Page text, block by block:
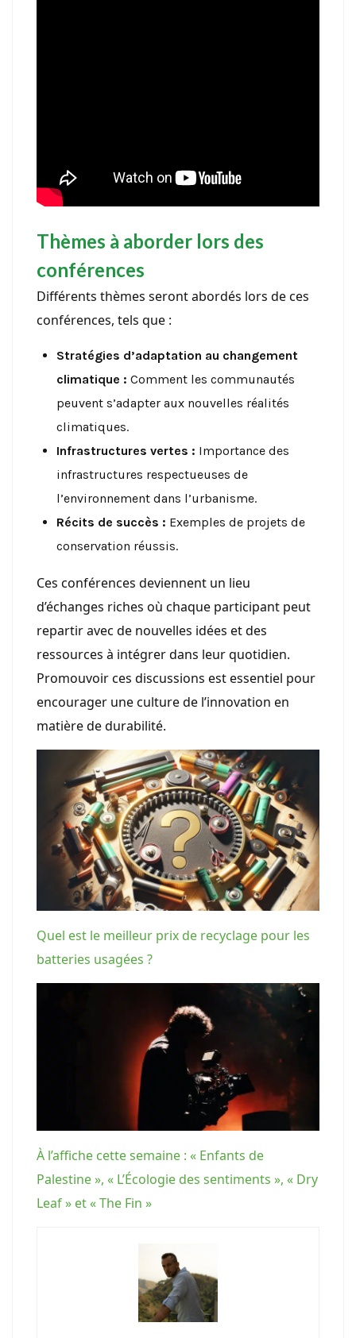
Thèmes à aborder lors des
conférences
Différents thèmes seront abordés lors de ces
conférences, tels que :
Stratégies d’adaptation au changement
climatique : Comment les communautés
peuvent s’adapter aux nouvelles réalités
climatiques.
Infrastructures vertes : Importance des
infrastructures respectueuses de
l’environnement dans l’urbanisme.
Récits de succès : Exemples de projets de
conservation réussis.
Ces conférences deviennent un lieu
d’échanges riches où chaque participant peut
repartir avec de nouvelles idées et des
ressources à intégrer dans leur quotidien.
Promouvoir ces discussions est essentiel pour
encourager une culture de l’innovation en
matière de durabilité.
Quel est le meilleur prix de recyclage pour les
batteries usagées ?
À l’affiche cette semaine : « Enfants de
Palestine », « L’Écologie des sentiments », « Dry
Leaf » et « The Fin »